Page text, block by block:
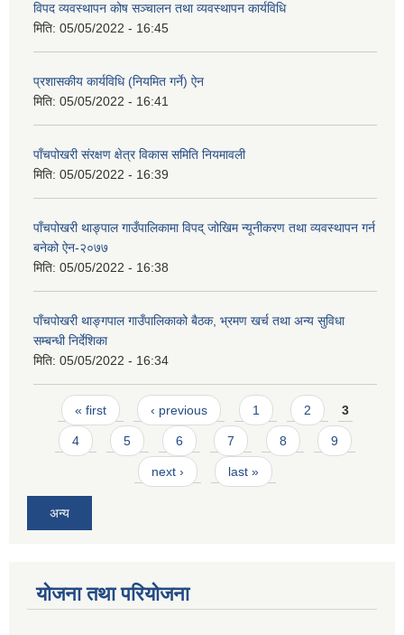
विपद व्यवस्थापन कोष सञ्चालन तथा व्यवस्थापन कार्यविधि
मिति: 05/05/2022 - 16:45
प्रशासकीय कार्यविधि (नियमित गर्ने) ऐन
मिति: 05/05/2022 - 16:41
पाँचपोखरी संरक्षण क्षेत्र विकास समिति नियमावली
मिति: 05/05/2022 - 16:39
पाँचपोखरी थाङ्पाल गाउँपालिकामा विपद् जोखिम न्यूनीकरण तथा व्यवस्थापन गर्न
बनेको ऐन-२०७७
मिति: 05/05/2022 - 16:38
पाँचपोखरी थाङ्गपाल गाउँपालिकाको बैठक, भ्रमण खर्च तथा अन्य सुविधा
सम्बन्धी निर्देशिका
मिति: 05/05/2022 - 16:34
Pages
« first ‹ previous 1 2 3
4 5 6 7 8 9
next › last »
अन्य
योजना तथा परियोजना